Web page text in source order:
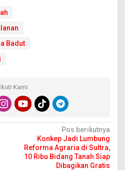
Badut
Ikuti Kami
Pos berikutnya
Konkep Jadi Lumbung
Reforma Agraria di Sultra,
10 Ribu Bidang Tanah Siap
Dibagikan Gratis